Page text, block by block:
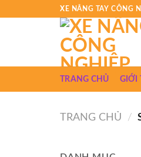
XE NÂNG TAY CÔNG
TRANG CHỦ GIỚI
TRANG CHỦ /